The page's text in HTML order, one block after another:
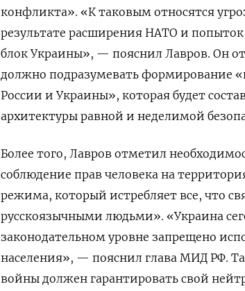
конфликта». «К таковым относятся
результате расширения НАТО и
блок Украины», — пояснил Лавров. Он
должно подразумевать формирование
России и Украины», которая будет
архитектуры равной и неделимой
Более того, Лавров отметил
соблюдение прав человека на
режима, который истребляет все, что
русскоязычными людьми». «Украина
законодательном уровне запрещено
населения», — пояснил глава МИД РФ.
войны должен гарантировать свой